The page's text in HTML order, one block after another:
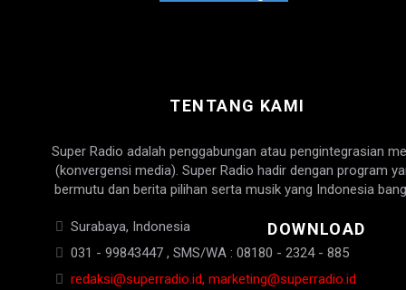
TENTANG KAMI
Super Radio adalah penggabungan atau pengintegrasian
(konvergensi media). Super Radio hadir dengan program
bermutu dan berita pilihan serta musik yang Indonesia
Surabaya, Indonesia
031 - 99843447 , SMS/WA : 08180 - 2324 - 885
redaksi@superradio.id, marketing@superradio.id
DOWNLOAD